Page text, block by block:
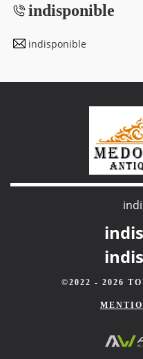
indisponible
indisponible
©2022 - 2026